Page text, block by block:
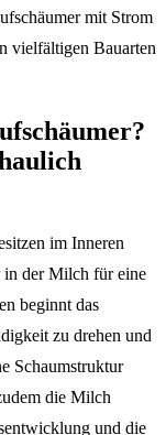
mit Strom
vielfältigen Bauarten
im Inneren
in der Milch für eine
beginnt das
zu drehen und
Schaumstruktur
die Milch
und die